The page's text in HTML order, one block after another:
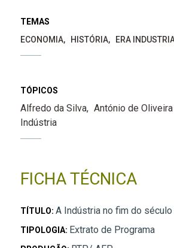
TEMAS
ECONOMIA
HISTÓRIA ERA
TÓPICOS
Alfredo da Silva António de
Indústria
FICHA TÉCNICA
TÍTULO: A Indústria no fim do
TIPOLOGIA: Extrato de Programa